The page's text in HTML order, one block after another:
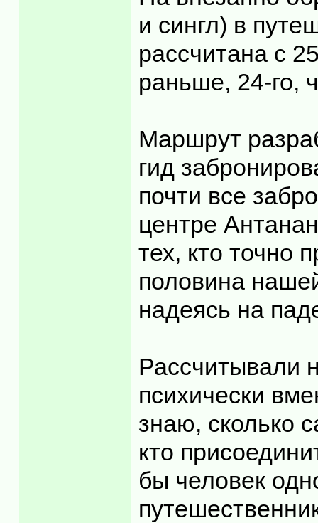
и сингл) в
рассчитана с
раньше, 24-го,
Маршрут
гид
почти все
центре
тех, кто точно
половина
надеясь на
Рассчитывали
психически
знаю, сколько
кто
бы человек